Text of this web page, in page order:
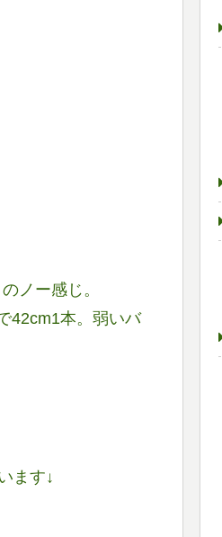
ノー感じ。
42cm1本。弱いバ
ます↓